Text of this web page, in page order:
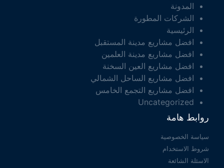
المدونة
الشركات المطورة
الرئيسية
افضل مشاريع مدينة المستقبل
افضل مشاريع مدينة العلمين
افضل مشاريع العين السخنة
افضل مشاريع الساحل الشمالي
افضل مشاريع التجمع الخامس
Uncategorized
روابط هامة
سياسة الخصوصية
شروط الاستخدام
الاسئلة الشائعة